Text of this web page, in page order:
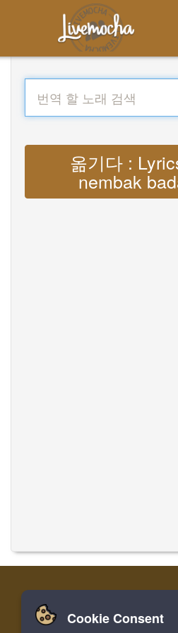
옮기다 :
nembak
집 로그인 레지스터
Cookie Consent